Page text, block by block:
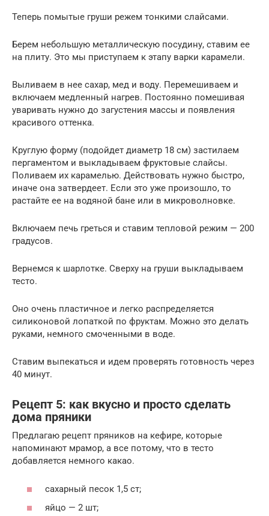
Теперь помытые груши режем тонкими слайсами.
Берем небольшую металлическую посудину, ставим ее
на плиту. Это мы приступаем к этапу варки карамели.
Выливаем в нее сахар, мед и воду. Перемешиваем и
включаем медленный нагрев. Постоянно помешивая
уваривать нужно до загустения массы и появления
красивого оттенка.
Круглую форму (подойдет диаметр 18 см) застилаем
пергаментом и выкладываем фруктовые слайсы.
Поливаем их карамелью. Действовать нужно быстро,
иначе она затвердеет. Если это уже произошло, то
растайте ее на водяной бане или в микроволновке.
Включаем печь греться и ставим тепловой режим — 200
градусов.
Вернемся к шарлотке. Сверху на груши выкладываем
тесто.
Оно очень пластичное и легко распределяется
силиконовой лопаткой по фруктам. Можно это делать
руками, немного смоченными в воде.
Ставим выпекаться и идем проверять готовность через
40 минут.
Рецепт 5: как вкусно и просто сделать
дома пряники
Предлагаю рецепт пряников на кефире, которые
напоминают мрамор, а все потому, что в тесто
добавляется немного какао.
сахарный песок 1,5 ст;
яйцо — 2 шт;